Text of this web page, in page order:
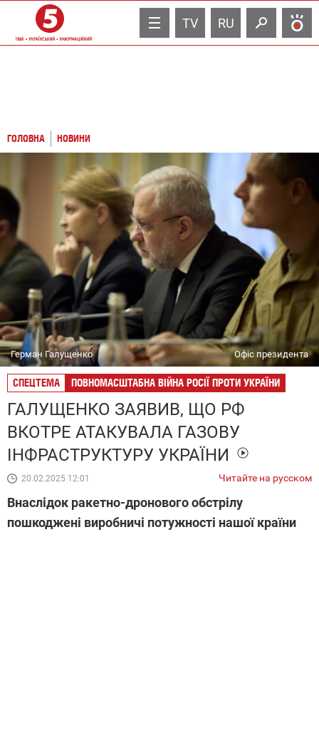
TV RU
ГОЛОВНА НОВИНИ
Герман Галущенко Офіс президента
СПЕЦТЕМА ПОВНОМАСШТАБНА ВІЙНА РОСІЇ ПРОТИ УКРАЇНИ
ГАЛУЩЕНКО ЗАЯВИВ, ЩО РФ
ВКОТРЕ АТАКУВАЛА ГАЗОВУ
ІНФРАСТРУКТУРУ УКРАЇНИ
20.02.2025 12:01 Читайте на русском
Внаслідок ракетно-дронового обстрілу
пошкоджені виробничі потужності нашої країни